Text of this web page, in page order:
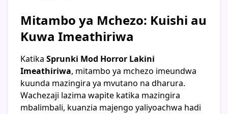
Mitambo ya Mchezo: Kuishi au
Kuwa Imeathiriwa
Katika Sprunki Mod Horror Lakini
Imeathiriwa, mitambo ya mchezo imeundwa
kuunda mazingira ya mvutano na dharura.
Wachezaji lazima wapite katika mazingira
mbalimbali, kuanzia majengo yaliyoachwa hadi